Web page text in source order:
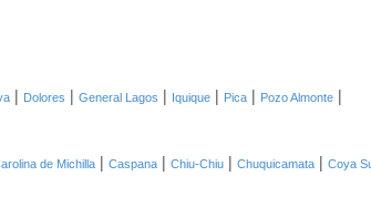
| Dolores | General Lagos | Iquique | Pica | Pozo Almonte |
de Michilla | Caspana | Chiu-Chiu | Chuquicamata | Coya